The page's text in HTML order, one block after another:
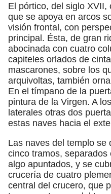
El pórtico, del siglo XVII,
que se apoya en arcos
visión frontal, con
principal. Ésta, de gran
abocinada con cuatro
capiteles orlados de
mascarones, sobre los
arquivoltas, también
En el tímpano de la
pintura de la Virgen. A
laterales otras dos
estas naves hacia el
Las naves del templo se
cinco tramos,
algo apuntados, y se
crucería de cuatro
central del crucero, que